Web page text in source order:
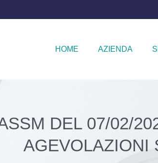
HOME AZIENDA
DEL 07/02/
AGEVOLAZIONI